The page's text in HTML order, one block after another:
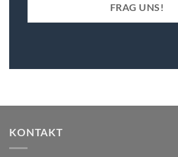
FRAG UNS!
KONTAKT